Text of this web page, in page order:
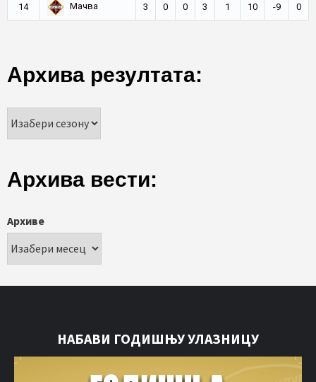
14 Мачва 3 0 0 3 1 10 -9 0
Архива резултата:
Архива вести:
Архиве
НАБАВИ ГОДИШЊУ УЛАЗНИЦУ